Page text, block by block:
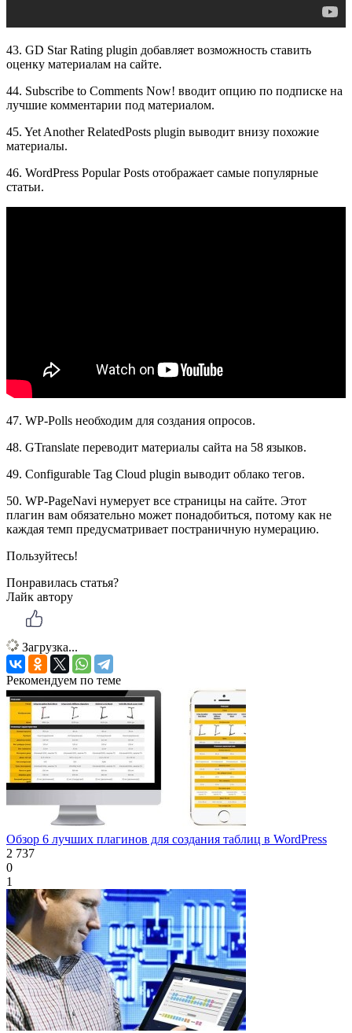
43. GD Star Rating plugin добавляет возможность ставить
оценку материалам на сайте.
44. Subscribe to Comments Now! вводит опцию по подписке на
лучшие комментарии под материалом.
45. Yet Another RelatedPosts plugin выводит внизу похожие
материалы.
46. WordPress Popular Posts отображает самые популярные
статьи.
47. WP-Polls необходим для создания опросов.
48. GTranslate переводит материалы сайта на 58 языков.
49. Configurable Tag Cloud plugin выводит облако тегов.
50. WP-PageNavi нумерует все страницы на сайте. Этот
плагин вам обязательно может понадобиться, потому как не
каждая темп предусматривает постраничную нумерацию.
Пользуйтесь!
Понравилась статья?
Лайк автору
Загрузка...
Рекомендуем по теме
Обзор 6 лучших плагинов для создания таблиц в WordPress
2 737
0
1